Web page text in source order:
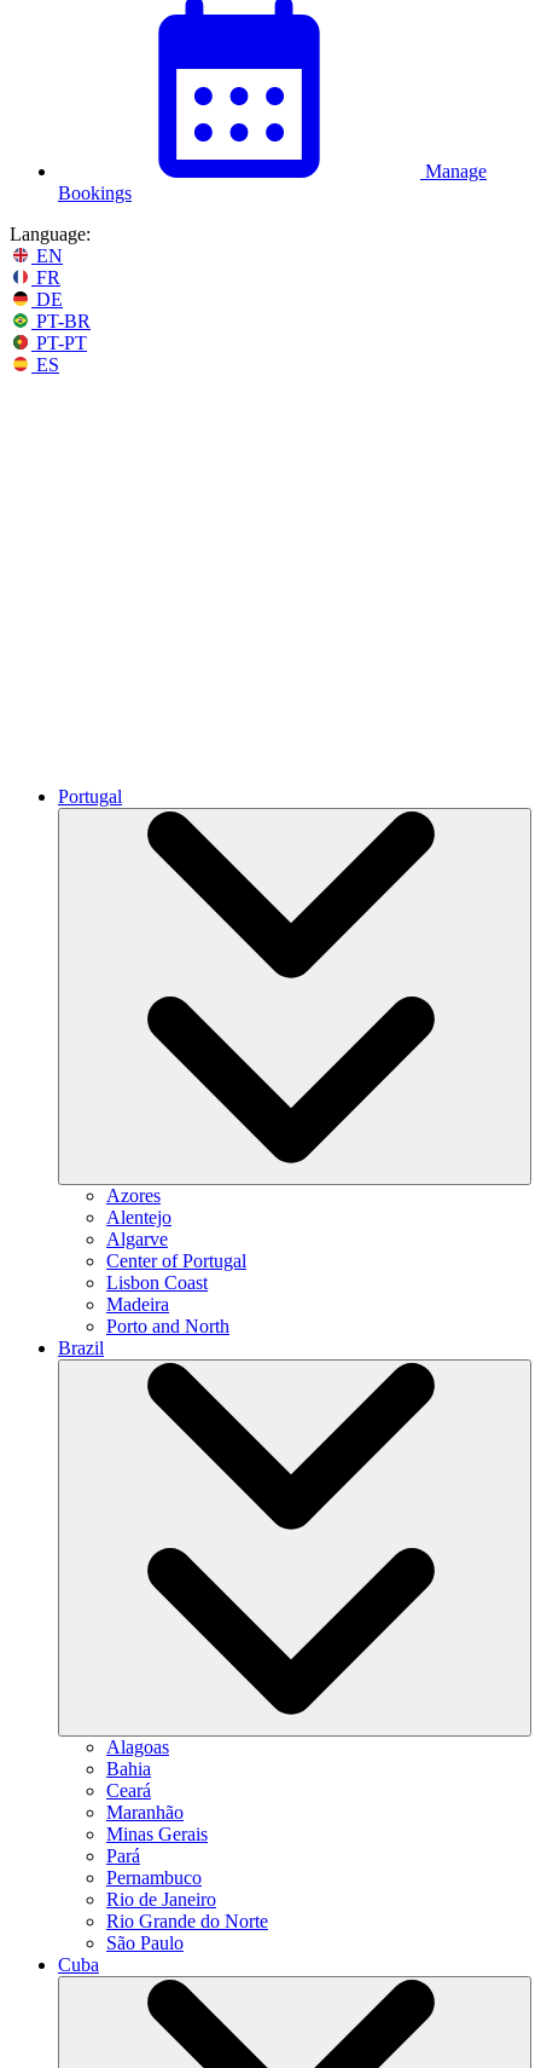
Manage
Bookings
Language:
EN
FR
DE
PT-BR
PT-PT
ES
Portugal
Azores
Alentejo
Algarve
Center of Portugal
Lisbon Coast
Madeira
Porto and North
Brazil
Alagoas
Bahia
Ceará
Maranhão
Minas Gerais
Pará
Pernambuco
Rio de Janeiro
Rio Grande do Norte
São Paulo
Cuba